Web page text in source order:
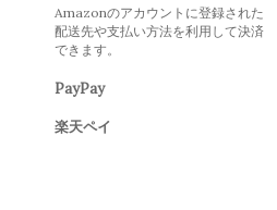
Amazonのアカウントに登録された
配送先や支払い方法を利用して決済
できます。
PayPay
楽天ペイ